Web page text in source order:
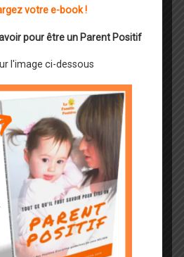
etre autonome
bienveillante
parents
familiale
votre e-book !
pour être un Parent Positif
l'image ci-dessous